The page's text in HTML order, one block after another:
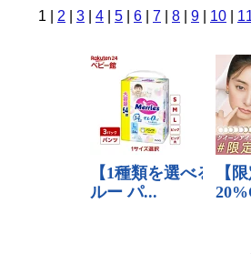
1 2 3 4 5 6 7 8 9 10